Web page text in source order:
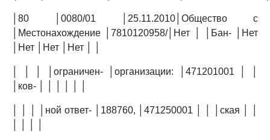
│80 │0080/01 │25.11.2010│Общество с
│Местонахождение │7810120958/│Нет │ │Бан- │Нет
│Нет │Нет │Нет │ │
│ │ │ │ограничен- │организации: │471201001 │ │
│ков- │ │ │ │ │ │
│ │ │ │ной ответ- │188760, │471250001 │ │ │ская │ │